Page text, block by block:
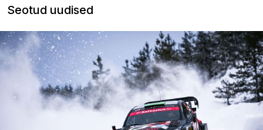
Seotud uudised